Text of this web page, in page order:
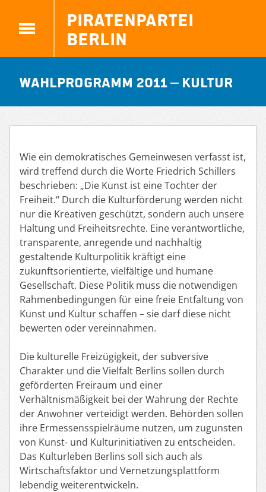
Piratenpartei
Berlin
Wahlprogramm 2011 – Kultur
Wie ein demokratisches Gemeinwesen verfasst ist,
wird treffend durch die Worte Friedrich Schillers
beschrieben: „Die Kunst ist eine Tochter der
Freiheit.“ Durch die Kulturförderung werden nicht
nur die Kreativen geschützt, sondern auch unsere
Haltung und Freiheitsrechte. Eine verantwortliche,
transparente, anregende und nachhaltig
gestaltende Kulturpolitik kräftigt eine
zukunftsorientierte, vielfältige und humane
Gesellschaft. Diese Politik muss die notwendigen
Rahmenbedingungen für eine freie Entfaltung von
Kunst und Kultur schaffen – sie darf diese nicht
bewerten oder vereinnahmen.
Die kulturelle Freizügigkeit, der subversive
Charakter und die Vielfalt Berlins sollen durch
geförderten Freiraum und einer
Verhältnismäßigkeit bei der Wahrung der Rechte
der Anwohner verteidigt werden. Behörden sollen
ihre Ermessensspielräume nutzen, um zugunsten
von Kunst- und Kulturinitiativen zu entscheiden.
Das Kulturleben Berlins soll sich auch als
Wirtschaftsfaktor und Vernetzungsplattform
lebendig weiterentwickeln.